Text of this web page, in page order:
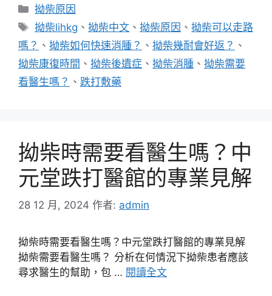
分
類
拗柴原因
標
籤
拗柴lihkg 、拗柴中文 、拗柴原因 、拗柴可以走路
嗎？ 、 拗柴如何快速消腫？ 、 拗柴幾耐會好返？ 、
拗柴康復時間 、 拗柴後遺症 、 拗柴消腫 、 拗柴需要
看醫生嗎？ 、 跌打敷藥
拗柴時需要看醫生嗎？中
元堂跌打醫館的專業見解
28 12 月, 2024 作者: admin
拗柴時需要看醫生嗎？中元堂跌打醫館的專業見解
拗柴需要看醫生嗎？ 分析在何情況下拗柴患者應該
尋求醫生的幫助，包 … 閱讀全文